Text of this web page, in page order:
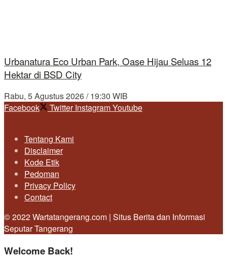
Urbanatura Eco Urban Park, Oase Hijau Seluas 12
Hektar di BSD City
Rabu, 5 Agustus 2026 / 19:30 WIB
Facebook
Twitter InstagramYoutube
Tentang Kami
Disclaimer
Kode Etik
Pedoman
Privacy Policy
Contact
© 2022 Wartatangerang.com | Situs Berita dan Informasi
Seputar Tangerang
Welcome Back!